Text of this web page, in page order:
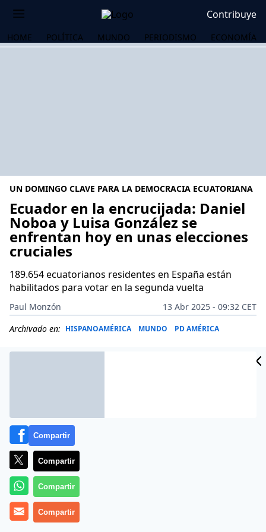
Contribuye
HOME POLÍTICA MUNDO PERIODISMO ECONOMÍA
UN DOMINGO CLAVE PARA LA DEMOCRACIA ECUATORIANA
Ecuador en la encrucijada: Daniel
Noboa y Luisa González se
enfrentan hoy en unas elecciones
cruciales
189.654 ecuatorianos residentes en España están
habilitados para votar en la segunda vuelta
Paul Monzón
13 Abr 2025 - 09:32 CET
Archivado en: HISPANOAMÉRICA MUNDO PD AMÉRICA
Más información
Compartir
Compartir
Compartir
Compartir